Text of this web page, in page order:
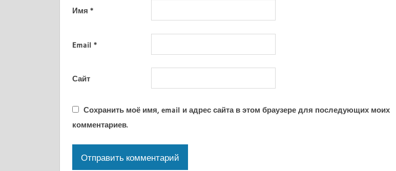
Имя *
Email *
Сайт
Сохранить моё имя, email и адрес сайта в этом браузере для последующих моих
комментариев.